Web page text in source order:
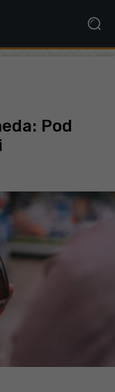
Pod